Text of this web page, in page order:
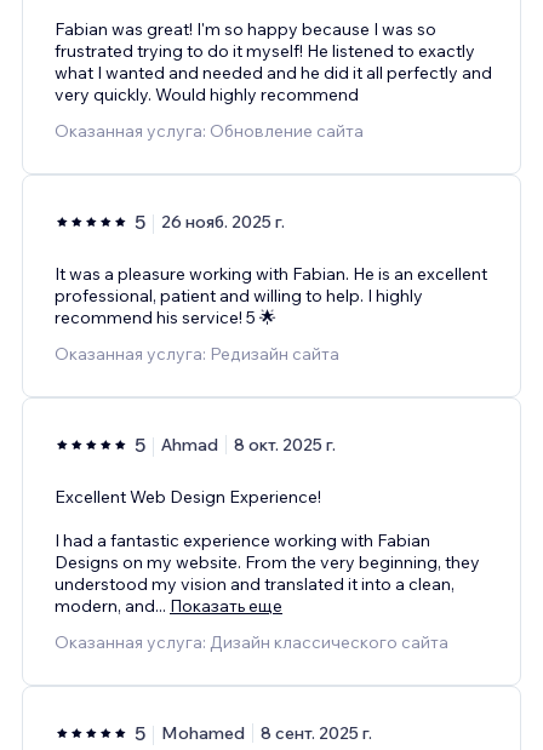
Fabian was great! I'm so happy because I was so
frustrated trying to do it myself! He listened to exactly
what I wanted and needed and he did it all perfectly and
very quickly. Would highly recommend
Оказанная услуга: Обновление сайта
5 26 нояб. 2025 г.
It was a pleasure working with Fabian. He is an excellent
professional, patient and willing to help. I highly
recommend his service! 5 🌟
Оказанная услуга: Редизайн сайта
5 Ahmad 8 окт. 2025 г.
Excellent Web Design Experience!
I had a fantastic experience working with Fabian
Designs on my website. From the very beginning, they
understood my vision and translated it into a clean,
modern, and... Показать еще
Оказанная услуга: Дизайн классического сайта
5 Mohamed 8 сент. 2025 г.